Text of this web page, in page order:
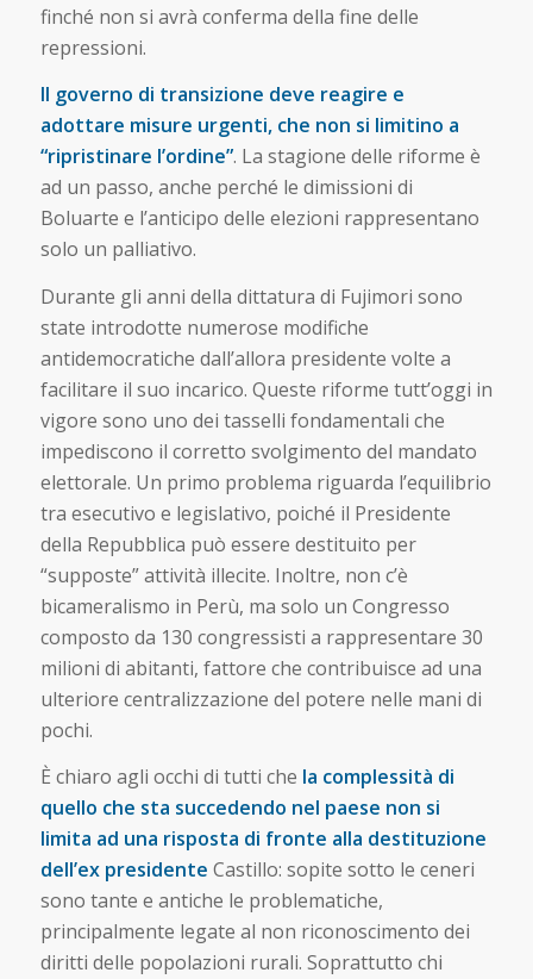
finché non si avrà conferma della fine delle
repressioni.
Il governo di transizione deve reagire e
adottare misure urgenti, che non si limitino a
“ripristinare l’ordine”. La stagione delle riforme è
ad un passo, anche perché le dimissioni di
Boluarte e l’anticipo delle elezioni rappresentano
solo un palliativo.
Durante gli anni della dittatura di Fujimori sono
state introdotte numerose modifiche
antidemocratiche dall’allora presidente volte a
facilitare il suo incarico. Queste riforme tutt’oggi in
vigore sono uno dei tasselli fondamentali che
impediscono il corretto svolgimento del mandato
elettorale. Un primo problema riguarda l’equilibrio
tra esecutivo e legislativo, poiché il Presidente
della Repubblica può essere destituito per
“supposte” attività illecite. Inoltre, non c’è
bicameralismo in Perù, ma solo un Congresso
composto da 130 congressisti a rappresentare 30
milioni di abitanti, fattore che contribuisce ad una
ulteriore centralizzazione del potere nelle mani di
pochi.
È chiaro agli occhi di tutti che la complessità di
quello che sta succedendo nel paese non si
limita ad una risposta di fronte alla destituzione
dell’ex presidente Castillo: sopite sotto le ceneri
sono tante e antiche le problematiche,
principalmente legate al non riconoscimento dei
diritti delle popolazioni rurali. Soprattutto chi